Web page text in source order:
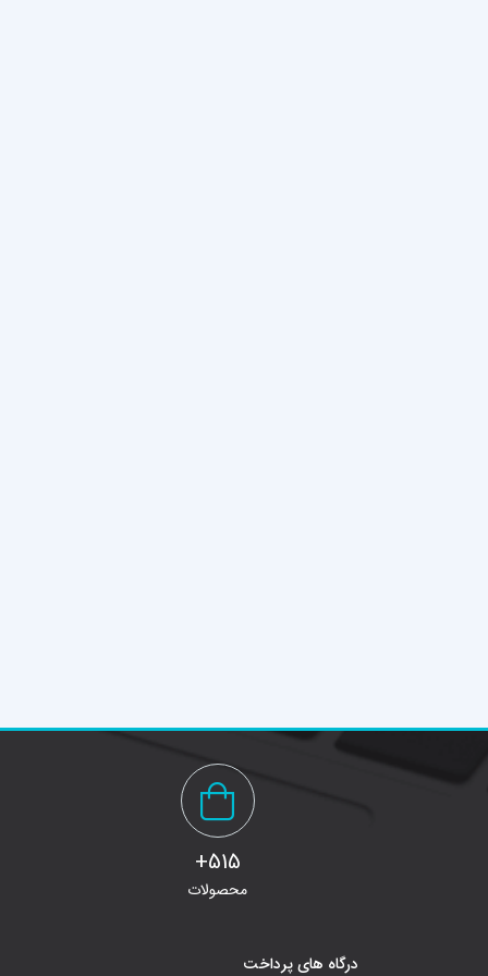
515+
محصولات
درگاه های پرداخت